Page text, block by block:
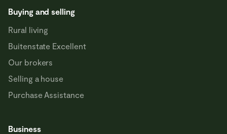
Buying and selling
Rural living
Buitenstate Excellent
Our brokers
Selling a house
Purchase Assistance
Business